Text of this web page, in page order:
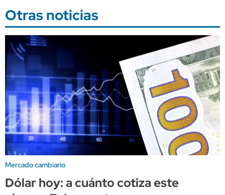
Otras noticias
Mercado cambiario
Dólar hoy: a cuánto cotiza este